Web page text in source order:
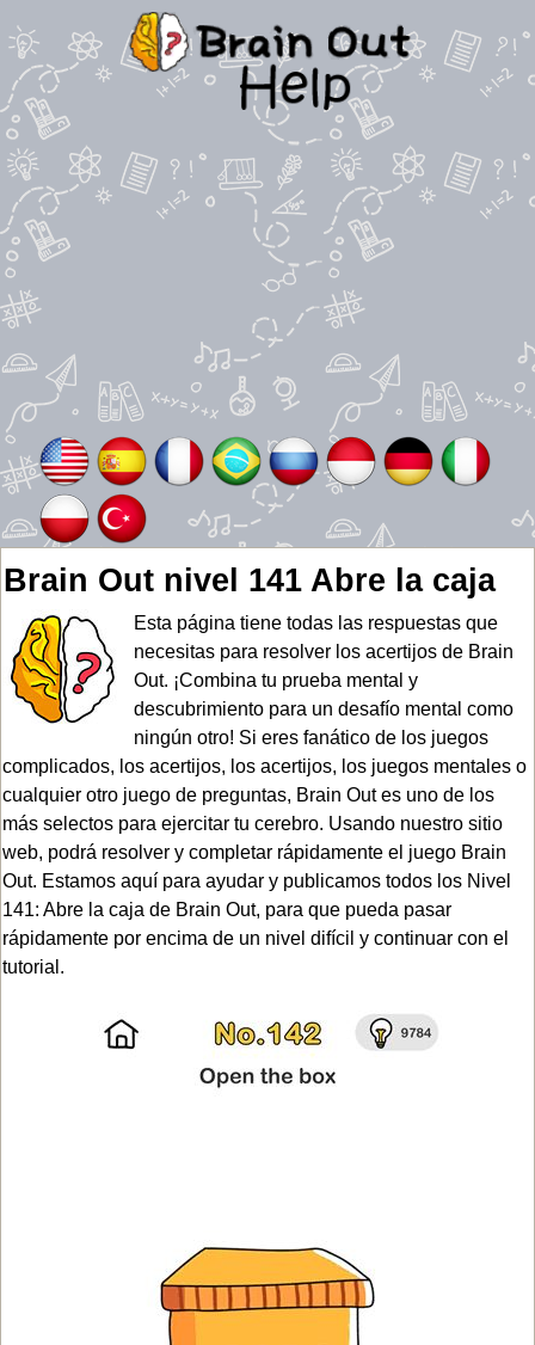
Brain Out nivel 141 Abre la caja
Esta página tiene todas las respuestas que
necesitas para resolver los acertijos de Brain
Out. ¡Combina tu prueba mental y
descubrimiento para un desafío mental como
ningún otro! Si eres fanático de los juegos
complicados, los acertijos, los acertijos, los juegos mentales o
cualquier otro juego de preguntas, Brain Out es uno de los
más selectos para ejercitar tu cerebro. Usando nuestro sitio
web, podrá resolver y completar rápidamente el juego Brain
Out. Estamos aquí para ayudar y publicamos todos los Nivel
141: Abre la caja de Brain Out, para que pueda pasar
rápidamente por encima de un nivel difícil y continuar con el
tutorial.